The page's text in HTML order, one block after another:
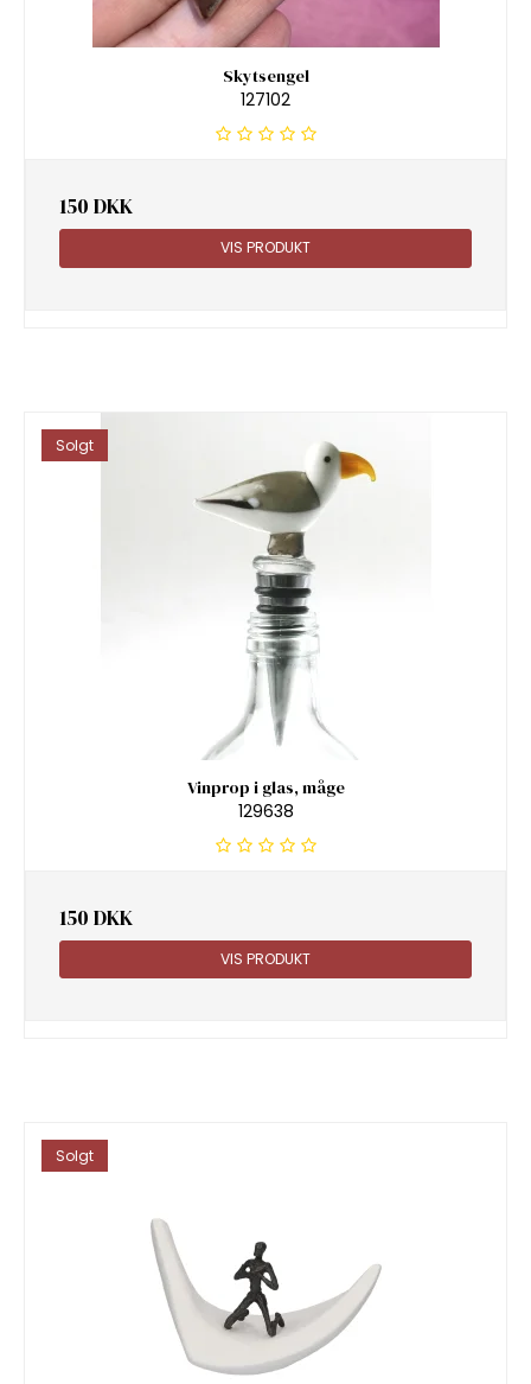
Skytsengel
127102
150 DKK
VIS PRODUKT
Solgt
Vinprop i glas, måge
129638
150 DKK
VIS PRODUKT
Solgt